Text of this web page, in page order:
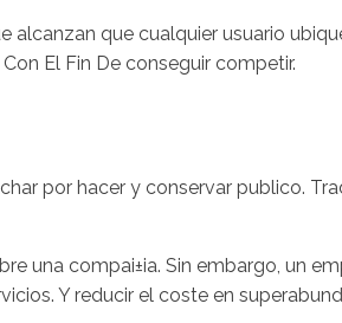
que cualquier usuario
El Fin De conseguir competir.
por hacer y conservar publico.
una compai±i­a. Sin embargo, un
Y reducir el coste en